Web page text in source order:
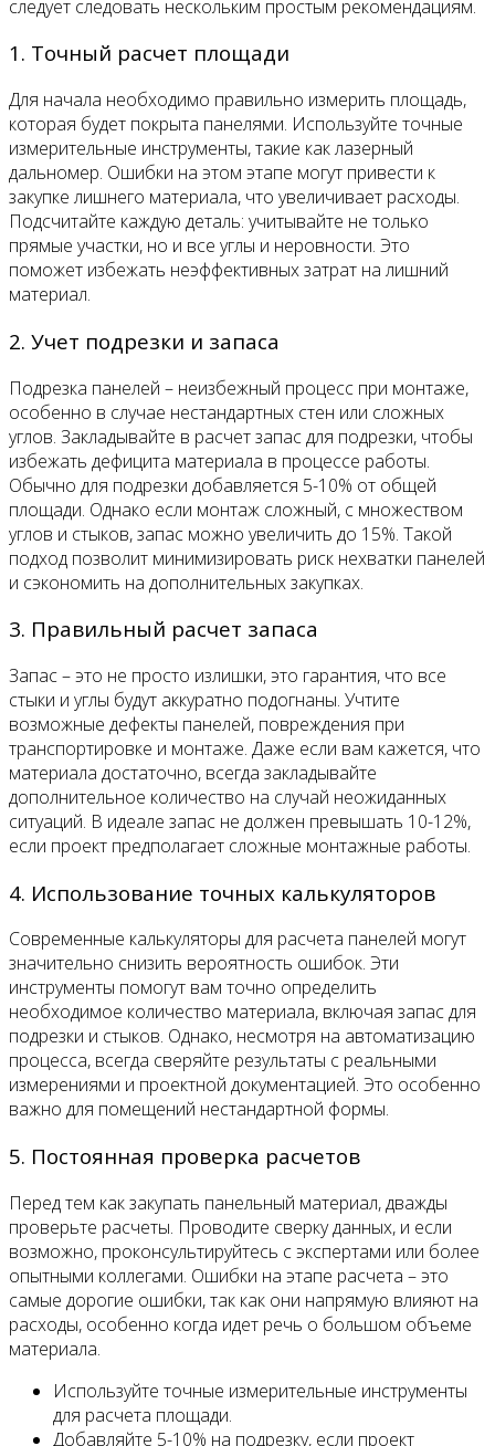
следует следовать нескольким простым рекомендациям.
1. Точный расчет площади
Для начала необходимо правильно измерить площадь,
которая будет покрыта панелями. Используйте точные
измерительные инструменты, такие как лазерный
дальномер. Ошибки на этом этапе могут привести к
закупке лишнего материала, что увеличивает расходы.
Подсчитайте каждую деталь: учитывайте не только
прямые участки, но и все углы и неровности. Это
поможет избежать неэффективных затрат на лишний
материал.
2. Учет подрезки и запаса
Подрезка панелей – неизбежный процесс при монтаже,
особенно в случае нестандартных стен или сложных
углов. Закладывайте в расчет запас для подрезки, чтобы
избежать дефицита материала в процессе работы.
Обычно для подрезки добавляется 5-10% от общей
площади. Однако если монтаж сложный, с множеством
углов и стыков, запас можно увеличить до 15%. Такой
подход позволит минимизировать риск нехватки панелей
и сэкономить на дополнительных закупках.
3. Правильный расчет запаса
Запас – это не просто излишки, это гарантия, что все
стыки и углы будут аккуратно подогнаны. Учтите
возможные дефекты панелей, повреждения при
транспортировке и монтаже. Даже если вам кажется, что
материала достаточно, всегда закладывайте
дополнительное количество на случай неожиданных
ситуаций. В идеале запас не должен превышать 10-12%,
если проект предполагает сложные монтажные работы.
4. Использование точных калькуляторов
Современные калькуляторы для расчета панелей могут
значительно снизить вероятность ошибок. Эти
инструменты помогут вам точно определить
необходимое количество материала, включая запас для
подрезки и стыков. Однако, несмотря на автоматизацию
процесса, всегда сверяйте результаты с реальными
измерениями и проектной документацией. Это особенно
важно для помещений нестандартной формы.
5. Постоянная проверка расчетов
Перед тем как закупать панельный материал, дважды
проверьте расчеты. Проводите сверку данных, и если
возможно, проконсультируйтесь с экспертами или более
опытными коллегами. Ошибки на этапе расчета – это
самые дорогие ошибки, так как они напрямую влияют на
расходы, особенно когда идет речь о большом объеме
материала.
Используйте точные измерительные инструменты
для расчета площади.
Добавляйте 5-10% на подрезку, если проект